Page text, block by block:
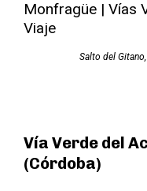
Salto del
Vía Verde del
(Córdoba)